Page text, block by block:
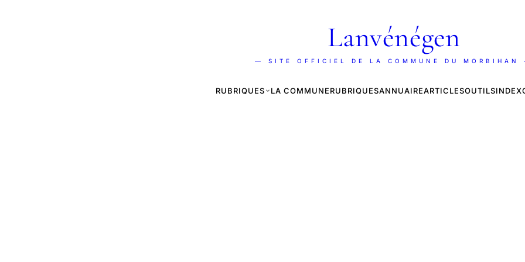
Lanvénégen
— SITE OFFICIEL DE LA COMMUNE DU MORBIHAN
RUBRIQUES LA COMMUNERUBRIQUESANNUAIREARTICLESOUTILSINDEX